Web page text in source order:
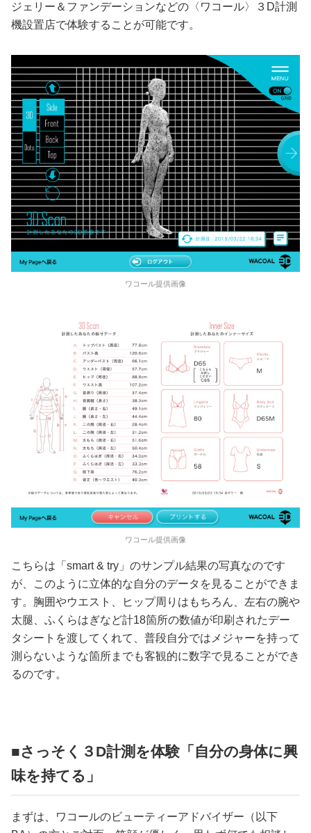
ジェリー＆ファンデーションなどの〈ワコール〉３D計測
機設置店で体験することが可能です。
ワコール提供画像
ワコール提供画像
こちらは「smart & try」のサンプル結果の写真なのです
が、このように立体的な自分のデータを見ることができま
す。胸囲やウエスト、ヒップ周りはもちろん、左右の腕や
太腿、ふくらはぎなど計18箇所の数値が印刷されたデー
タシートを渡してくれて、普段自分ではメジャーを持って
測らないような箇所までも客観的に数字で見ることができ
るのです。
■さっそく３D計測を体験「自分の身体に興
味を持てる」
まずは、ワコールのビューティーアドバイザー（以下